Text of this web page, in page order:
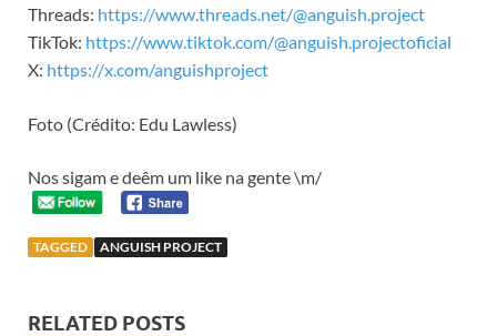
Threads: https://www.threads.net/@anguish.project
TikTok: https://www.tiktok.com/@anguish.projectoficial
X: https://x.com/anguishproject
Foto (Crédito: Edu Lawless)
Nos sigam e deêm um like na gente \m/
TAGGED ANGUISH PROJECT
RELATED POSTS